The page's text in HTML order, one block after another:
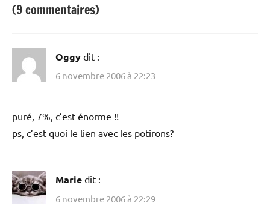
(9 commentaires)
Oggy dit :
6 novembre 2006 à 22:23
puré, 7%, c’est énorme !!
ps, c’est quoi le lien avec les potirons?
Marie dit :
6 novembre 2006 à 22:29